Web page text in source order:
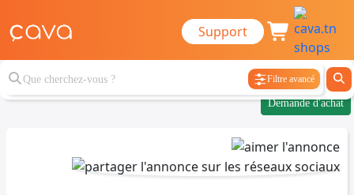
Support
Filtre avancé
Demande d'achat